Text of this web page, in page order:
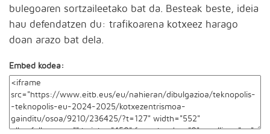
bulegoaren sortzaileetako bat da. Besteak beste, ideia
hau defendatzen du: trafikoarena kotxeez harago
doan arazo bat dela.
Embed kodea: